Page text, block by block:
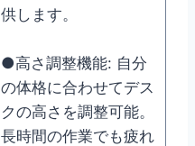
供します。
●高さ調整機能: 自分
の体格に合わせてデス
クの高さを調整可能。
長時間の作業でも疲れ